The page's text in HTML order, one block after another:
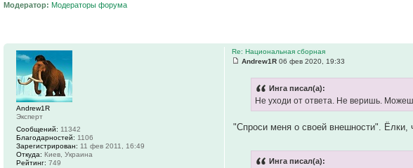
Модератор: Модераторы форума
Re: Национальная сборная
Andrew1R 06 фев 2020, 19:33
Инга писал(а):
Не уходи от ответа. Не веришь.
"Спроси меня о своей внешности". Ёлки,
Инга писал(а):
Andrew1R
Эксперт
Сообщений: 11342
Благодарностей: 1106
Зарегистрирован: 11 фев 2011, 16:49
Откуда: Киев, Украина
Рейтинг: 749